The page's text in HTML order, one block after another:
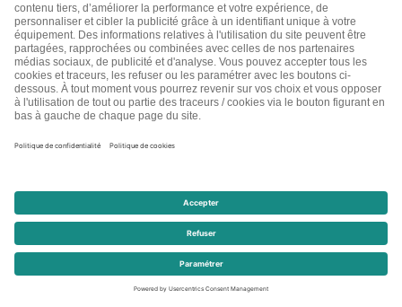
et économique
Le maquillage, voilà un poste de dépenses qui peut
s’avérer très important pour certaines femmes. C’est
regrettable, mais c’est même […]